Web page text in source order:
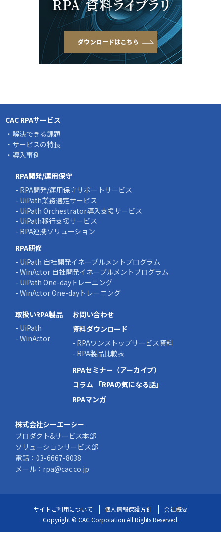
CAC RPAサービス
・解決できる課題
・サービスの特長
・導入事例
RPA開発/運用保守
- RPA開発/運用保守サポートサービス
- UiPath業務選定サービス
- UiPath Orchestrator導入支援サービス
- UiPath移行支援サービス
- RPA連携ソリューション
RPA研修
- UiPath 自社開発イネーブルメントプログラム
- WinActor 自社開発イネーブルメントプログラム
- UiPath One-dayトレーニング
- WinActor One-dayトレーニング
取扱いRPA製品
- UiPath
- WinActor
お問い合わせ
資料ダウンロード
- RPAワンストップサービス資料
- RPA製品比較表
RPAセミナー（アーカイブ）
コラム 「RPAの気になる話」
RPAマンガ
株式会社シーエーシー
プロダクト&サービス本部
ソリューションサービス部
電話：03-6667-8038
メール： rpa@cac.co.jp
サイトご利用について 個人情報保護方針
会社概要
Copyright © CAC Corporation All Rights Reserved.